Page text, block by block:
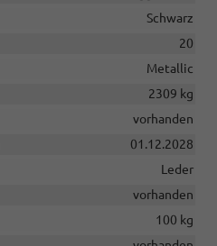
Schwarz
20
Metallic
2309 kg
vorhanden
01.12.2028
Leder
vorhanden
100 kg